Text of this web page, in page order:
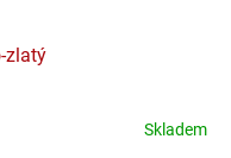
zlatý
Skladem